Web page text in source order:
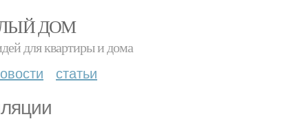
ДОМ
для квартиры и дома
статьи